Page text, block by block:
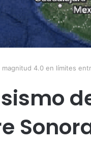
4.0 en límites